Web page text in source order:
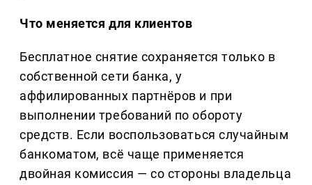
Что меняется для клиентов
Бесплатное снятие сохраняется только в
собственной сети банка, у
аффилированных партнёров и при
выполнении требований по обороту
средств. Если воспользоваться случайным
банкоматом, всё чаще применяется
двойная комиссия — со стороны владельца